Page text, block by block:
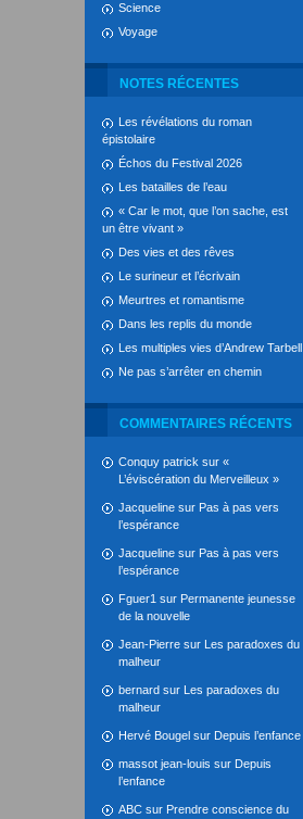
Science
Voyage
NOTES RÉCENTES
Les révélations du roman
épistolaire
Échos du Festival 2026
Les batailles de l’eau
« Car le mot, que l’on sache, est
un être vivant »
Des vies et des rêves
Le surineur et l’écrivain
Meurtres et romantisme
Dans les replis du monde
Les multiples vies d’Andrew Tarbell
Ne pas s’arrêter en chemin
COMMENTAIRES RÉCENTS
Conquy patrick sur «
L’éviscération du Merveilleux »
Jacqueline sur Pas à pas vers
l’espérance
Jacqueline sur Pas à pas vers
l’espérance
Fguer1 sur Permanente jeunesse
de la nouvelle
Jean-Pierre sur Les paradoxes du
malheur
bernard sur Les paradoxes du
malheur
Hervé Bougel sur Depuis l’enfance
massot jean-louis sur Depuis
l’enfance
ABC sur Prendre conscience du